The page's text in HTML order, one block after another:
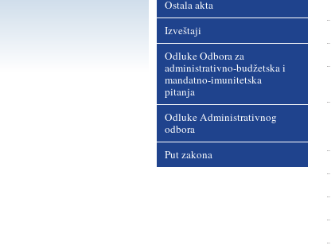
Ostala akta
Izveštaji
Odluke Odbora za
administrativno-budžetska i
mandatno-imunitetska
pitanja
Odluke Administrativnog
odbora
Put zakona